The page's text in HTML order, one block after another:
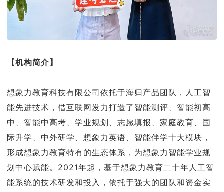
【机构简介】
想象力教育科技有限公司依托于海归产品团队，人工智
能先进技术，借互联网发力打造了智能测评、智能初高
中、智能中高考、学业规划、志愿填报、家庭教育、国
际升学、中外研学、想象力英语、智能伴学十大模块，
形成想象力教育特有的生态体系，为想象力智能学业规
划中心赋能。2021年起，基于想象力教育二十年人工智
能系统的技术研发和投入，依托于强大的团队和资金实